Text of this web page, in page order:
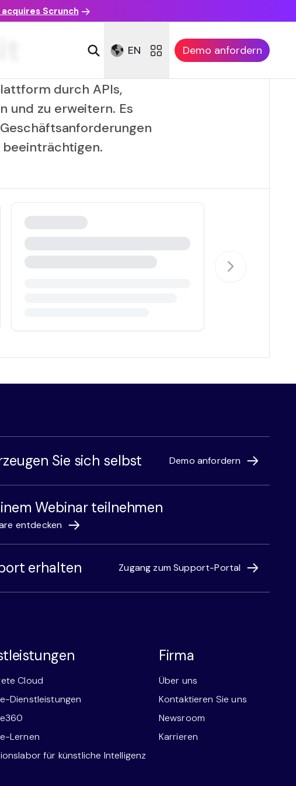
Scrunch
EN Demo anfordern
durch APIs,
und zu erweitern. Es
Sie sich selbst Demo anfordern
Webinar teilnehmen
entdecken
erhalten Zugang zum Support-Portal
Cloud
Dienstleistungen
Lernen
für künstliche Intelligenz
Firma
Über uns
Kontaktieren Sie uns
Newsroom
Karrieren